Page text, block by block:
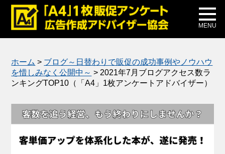
MENU
メディア掲載
公式ブログ
ホーム > ブログ～日替わりで販促の成功事例やノウハウ
を惜しみなく公開中～ > 2021年7月ブログアクセス数ラ
ンキングTOP10（「A4」1枚アンケートアドバイザー）